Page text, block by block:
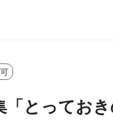
「とってお